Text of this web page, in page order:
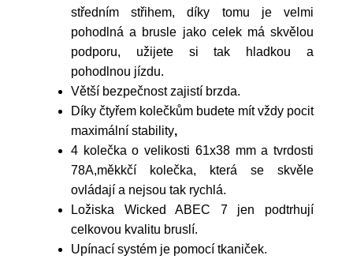
středním střihem, díky tomu je velmi
pohodlná a brusle jako celek má skvělou
podporu, užijete si tak hladkou a
pohodlnou jízdu.
Větší bezpečnost zajistí brzda.
Díky čtyřem kolečkům budete mít vždy pocit
maximální stability,
4 kolečka o velikosti 61x38 mm a tvrdosti
78A,měkkčí kolečka, která se skvěle
ovládají a nejsou tak rychlá.
Ložiska Wicked ABEC 7 jen podtrhují
celkovou kvalitu bruslí.
Upínací systém je pomocí tkaniček.